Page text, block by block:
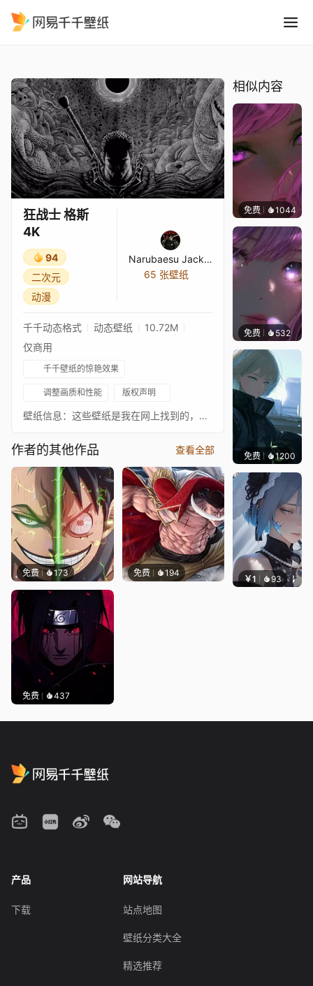
狂战士 格斯
4K
94
二次元
动漫
Narubaesu Jackson
65 张壁纸
千千动态格式 动态壁纸
10.72M
仅商用
千千壁纸的惊艳效果
调整画质和性能 版权声明
壁纸信息：这些壁纸是我在网上找到的，大多数质量很差且静态。我主要对它们进行4K尺寸调整和重制，添加炫酷效果、滤镜、音乐或声音以及一些动画，使壁纸更具吸引力。由于这些壁纸是我偶然找到的，我不知道它们的原作者是谁，但对他们应给予应有的认可，表示尊重并祝贺他们的作品，绝无贬低任何人的意思。请享用这些壁纸，因为我花时间上传它们，是因为我认为它们很好且值得传播，致以拥抱。壁纸信息：这些壁纸是我在网上找到的，大多数质量很差且静态。我主要对它们进行4K尺寸调整和重制，添加炫酷效果、滤镜、音乐或声音以及一些动画，使壁纸更具吸引力。由于这些壁纸是我偶然找到的，我不知道它们的原作者是谁，但对他们应给予应有的认可，表示尊重并祝贺他们的作品，绝无贬低任何人的意思。请享用这些壁纸，因为我花时间上传它们，是因为我认为它们很好且值得传播，致以拥抱。
作者的其他作品 查看全部
免费 173 免费 194
免费 437
相似内容
免费 1044辰东
免费 532辰东
免费 1200辰东
￥1 93 辰东
产品
下载
网站导航
站点地图
壁纸分类大全
精选推荐